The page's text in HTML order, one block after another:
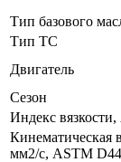
Тип базового
Тип ТС
Двигатель
Сезон
Индекс
Кинематическая
мм2/с, ASTM